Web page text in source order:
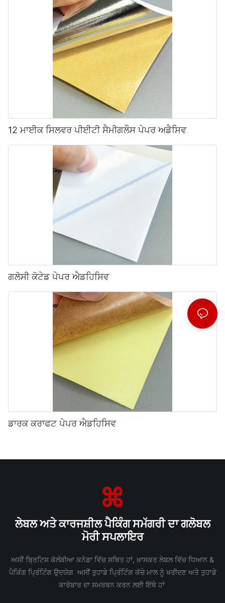
12 ਮਾਈਕ ਸਿਲਵਰ ਪੀਈਟੀ ਸੈਮੀਗਲੌਸ ਪੇਪਰ ਅਡੈਸਿਵ
ਗਲੋਸੀ ਕੋਟੇਡ ਪੇਪਰ ਐਡਹਿਸਿਵ
ਡਾਰਕ ਕਰਾਫਟ ਪੇਪਰ ਐਡਹਿਸਿਵ
ਲੇਬਲ ਅਤੇ ਕਾਰਜਸ਼ੀਲ ਪੈਕਿੰਗ ਸਮੱਗਰੀ ਦਾ ਗਲੋਬਲ
ਮੋਰੀ ਸਪਲਾਇਰ
ਅਸੀਂ ਬ੍ਰਿਟਿਸ਼ ਕੋਲੰਬੀਆ ਕਨੇਡਾ ਵਿੱਚ ਸਥਿਤ ਹਾਂ, ਖ਼ਾਸਕਰ ਲੇਬਲ ਵਿੱਚ ਧਿਆਨ &
ਪੈਕਿੰਗ ਪ੍ਰਿੰਟਿੰਗ ਉਦਯੋਗ ਅਸੀਂ ਤੁਹਾਡੇ ਪ੍ਰਿੰਟਿੰਗ ਕੱਚੇ ਮਾਲ ਨੂੰ ਖਰੀਦਣ ਅਤੇ ਤੁਹਾਡੇ
ਕਾਰੋਬਾਰ ਦਾ ਸਮਰਥਨ ਕਰਨ ਲਈ ਇੱਥੇ ਹਾਂ